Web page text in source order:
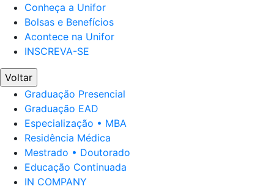
Conheça a Unifor
Bolsas e Benefícios
Acontece na Unifor
INSCREVA-SE
Voltar
Graduação Presencial
Graduação EAD
Especialização • MBA
Residência Médica
Mestrado • Doutorado
Educação Continuada
IN COMPANY